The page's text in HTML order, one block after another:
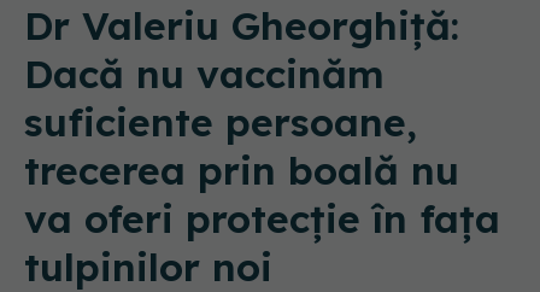
Dr Valeriu Gheorghiță:
Dacă nu vaccinăm
suficiente persoane,
trecerea prin boală nu
va oferi protecție în fața
tulpinilor noi